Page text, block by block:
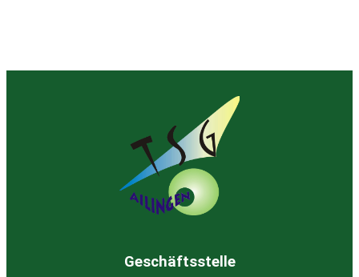
Geschäftsstelle